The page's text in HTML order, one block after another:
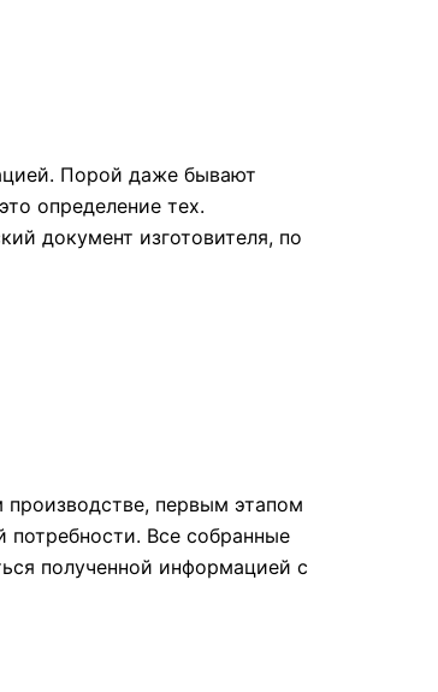
Порой даже бывают
определение тех.
документ изготовителя, по
первым этапом
потребности. Все собранные
полученной информацией с